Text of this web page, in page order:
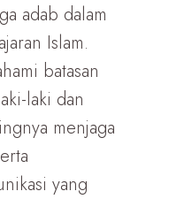
adab dalam
Islam.
batasan
laki dan
menjaga
yang